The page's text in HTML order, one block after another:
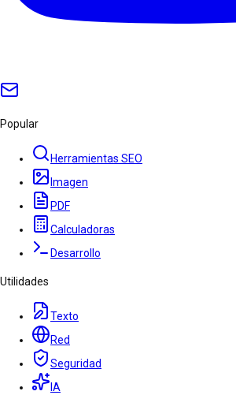
Popular
Herramientas SEO
Imagen
PDF
Calculadoras
Desarrollo
Utilidades
Texto
Red
Seguridad
IA